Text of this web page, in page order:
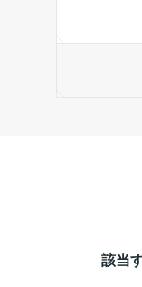
該当